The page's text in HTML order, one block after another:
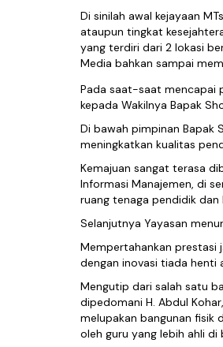
Di sinilah awal kejayaan
ataupun tingkat
yang terdiri dari 2 lokasi
Media bahkan sampai
Pada saat-saat mencapai
kepada Wakilnya Bapak
Di bawah pimpinan Bapak
meningkatkan kualitas
Kemajuan sangat terasa
Informasi Manajemen, di
ruang tenaga pendidik dan
Selanjutnya Yayasan
Mempertahankan prestasi
dengan inovasi tiada henti
Mengutip dari salah satu
dipedomani H. Abdul
melupakan bangunan fisik
oleh guru yang lebih ahli di